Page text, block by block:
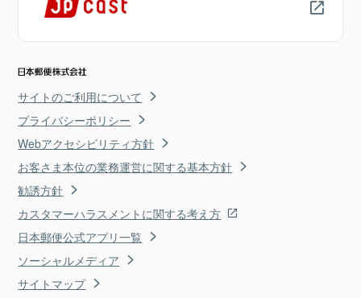
サイトのご利用について
プライバシーポリシー
Webアクセシビリティ方針
お客さま本位の業務運営に関する基本方針
勧誘方針
カスタマーハラスメントに関する考え方
日本郵便公式アプリ一覧
ソーシャルメディア
サイトマップ